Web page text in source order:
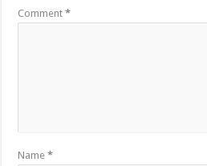
Comment*
Name*